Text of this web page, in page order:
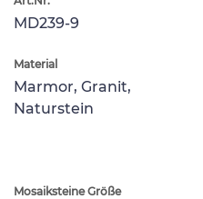
MD239-9
Material
Marmor, Granit,
Naturstein
Mosaiksteine Größe